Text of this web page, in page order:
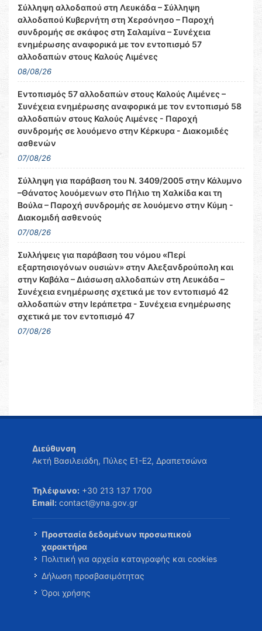
Σύλληψη αλλοδαπού στη Λευκάδα – Σύλληψη
αλλοδαπού Κυβερνήτη στη Χερσόνησο – Παροχή
συνδρομής σε σκάφος στη Σαλαμίνα – Συνέχεια
ενημέρωσης αναφορικά με τον εντοπισμό 57
αλλοδαπών στους Καλούς Λιμένες
08/08/26
Εντοπισμός 57 αλλοδαπών στους Καλούς Λιμένες –
Συνέχεια ενημέρωσης αναφορικά με τον εντοπισμό 58
αλλοδαπών στους Καλούς Λιμένες - Παροχή
συνδρομής σε λουόμενο στην Κέρκυρα - Διακομιδές
ασθενών
07/08/26
Σύλληψη για παράβαση του Ν. 3409/2005 στην Κάλυμνο
–Θάνατος λουόμενων στο Πήλιο τη Χαλκίδα και τη
Βούλα – Παροχή συνδρομής σε λουόμενο στην Κύμη -
Διακομιδή ασθενούς
07/08/26
Συλλήψεις για παράβαση του νόμου «Περί
εξαρτησιογόνων ουσιών» στην Αλεξανδρούπολη και
στην Καβάλα – Διάσωση αλλοδαπών στη Λευκάδα –
Συνέχεια ενημέρωσης σχετικά με τον εντοπισμό 42
αλλοδαπών στην Ιεράπετρα - Συνέχεια ενημέρωσης
σχετικά με τον εντοπισμό 47
07/08/26
Διεύθυνση
Ακτή Βασιλειάδη, Πύλες Ε1-Ε2, Δραπετσώνα
Τηλέφωνο: +30 213 137 1700
Email: contact@yna.gov.gr
Προστασία δεδομένων προσωπικού
χαρακτήρα
Πολιτική για αρχεία καταγραφής και cookies
Δήλωση προσβασιμότητας
Όροι χρήσης